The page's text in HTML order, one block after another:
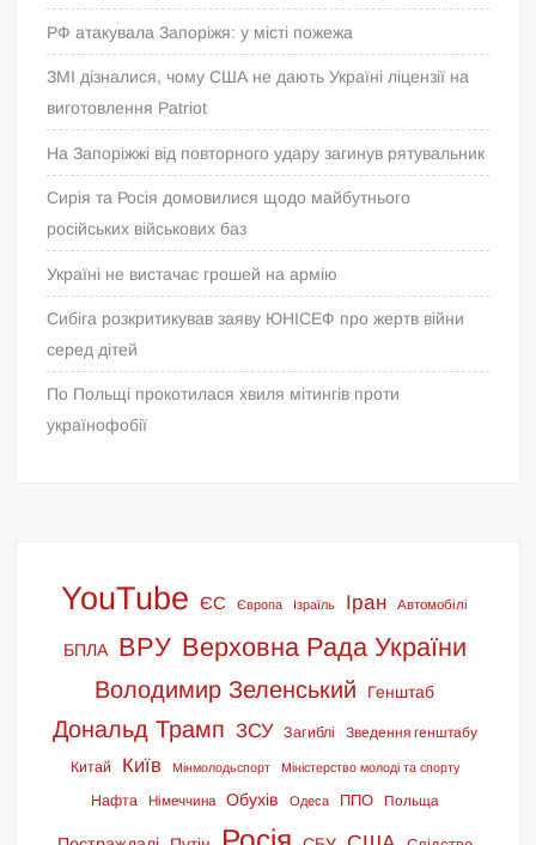
РФ атакувала Запоріжя: у місті пожежа
ЗМІ дізналися, чому США не дають Україні ліцензії на
виготовлення Patriot
На Запоріжжі від повторного удару загинув рятувальник
Сирія та Росія домовилися щодо майбутнього
російських військових баз
Україні не вистачає грошей на армію
Сибіга розкритикував заяву ЮНІСЕФ про жертв війни
серед дітей
По Польщі прокотилася хвиля мітингів проти
українофобії
YouTube ЄС Європа Ізраїль Іран Автомобілі
БПЛА ВРУ Верховна Рада України
Володимир Зеленський Генштаб
Дональд Трамп ЗСУ Загиблі Зведення генштабу
Китай Київ Мінмолодьспорт Міністерство молоді та спорту
Нафта Німеччина Обухів Одеса ППО Польща